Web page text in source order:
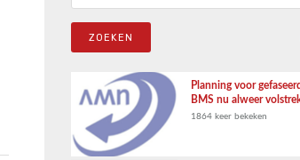
Planning voor
BMS nu alweer
1864 keer bekeken